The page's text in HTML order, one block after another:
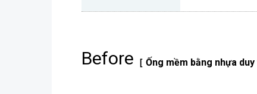
Before ［ Ống mềm bằng nhựa